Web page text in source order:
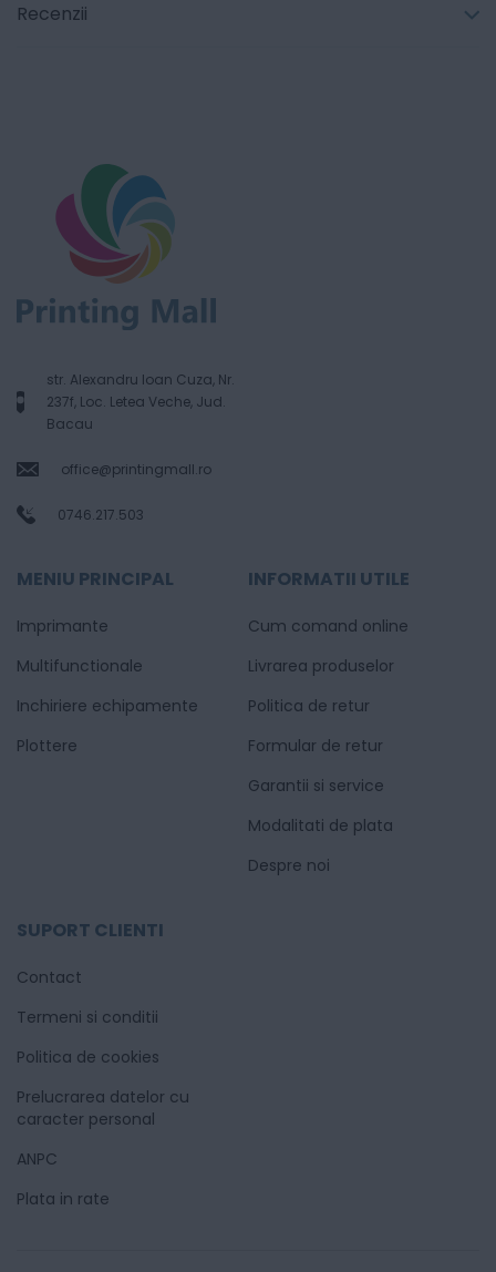
Recenzii
str. Alexandru Ioan Cuza, Nr.
237f, Loc. Letea Veche, Jud.
Bacau
office@printingmall.ro
0746.217.503
MENIU PRINCIPAL
Imprimante
Multifunctionale
Inchiriere echipamente
Plottere
INFORMATII UTILE
Cum comand online
Livrarea produselor
Politica de retur
Formular de retur
Garantii si service
Modalitati de plata
Despre noi
SUPORT CLIENTI
Contact
Termeni si conditii
Politica de cookies
Prelucrarea datelor cu
caracter personal
ANPC
Plata in rate